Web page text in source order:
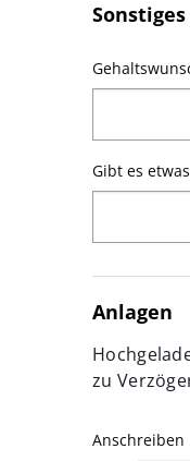
Sonstiges
Gibt es
Anlagen
zu
Anschreiben